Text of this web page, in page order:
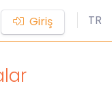
Giriş TR